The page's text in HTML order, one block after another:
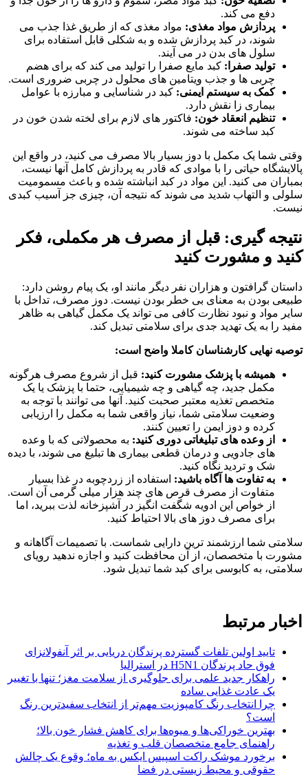
دفع می کند.
پردازش مواد مغذی: مواد مغذی که از طریق غذا جذب می
شوند، در کبد پردازش شده و به شکلی قابل استفاده برای
سلول های بدن در می آیند.
تولید صفرا: کبد مایع صفرا را تولید می کند که برای هضم
چربی ها و جذب ویتامین های محلول در چربی ضروری است.
کمک به سیستم ایمنی: کبد در شناسایی و مبارزه با عوامل
بیماری زا نقش دارد.
تنظیم انعقاد خون: فاکتور های لازم برای لخته شدن خون در
کبد ساخته می شوند.
وقتی شما یک مکمل با دوز بسیار بالا مصرف می کنید، در واقع این
پالایشگاه حیاتی را با موادی که قادر به پردازش کامل آنها نیست،
بمباران می کنید. این مواد در کبد انباشته شده و باعث مسمومیت
سلولی و التهاب شدید می شوند که نتیجه آن، چیزی جز آسیب کبدی
نیست.
نتیجه گیری: قبل از مصرف هر مکملی، فکر
کنید و مشورت کنید
داستان گرافتون و هزاران نفر دیگر مانند او، یک پیام روشن دارد:
طبیعی بودن به معنای بی خطر بودن نیست. دوز مصرف، تداخل با
سایر مواد و نبود نظارت کافی می تواند یک مکمل گیاهی به ظاهر
مفید را به یک تهدید جدی برای سلامتی تبدیل کند.
توصیه نهایی کارشناسان کاملا واضح است:
همیشه با پزشک مشورت کنید: قبل از شروع مصرف هرگونه
مکمل جدید، چه گیاهی و چه شیمیایی، حتما با پزشک یا یک
متخصص تغذیه معتبر صحبت کنید. آنها می توانند با توجه به
وضعیت سلامتی شما، نیاز واقعی شما به مکمل را ارزیابی
کرده و دوز ایمن را تعیین کنند.
از وعده های تبلیغاتی دوری کنید: به محصولاتی که با وعده
های جادویی و درمان قطعی بیماری ها تبلیغ می شوند، با دیده
شک و تردید نگاه کنید.
به تفاوت ها آگاه باشید: استفاده از زردچوبه در غذا بسیار
متفاوت از مصرف قرص های چند هزار میلی گرمی آن است.
از خواص این ادویه شگفت انگیز در آشپزخانه لذت ببرید، اما
برای مصرف دوز های بالا احتیاط کنید.
سلامتی شما ارزشمند ترین دارایی شماست. با تصمیمات آگاهانه و
مشورت با متخصصان، از آن محافظت کنید و اجازه ندهید رویای
سلامتی، به کابوسی برای کبد شما تبدیل شود.
اخبار مرتبط
تایید اولین تلفات گسترده پرندگان دریایی بر اثر آنفولانزای
فوق حاد پرندگان H5N1 در استرالیا
راهکار جدید علمی برای جلوگیری از سلامت مغز؛ تنها با تغییر
یک عادت غذایی ساده
چرا انتخاب رنگ کامپوزیت مهم‌تر از انتخاب سفیدترین رنگ
است؟
بهترین خوراکی‌ها و میوه‌ها برای کاهش فشار خون بالا؛
راهنمای جامع متخصصان قلب و تغذیه
برخورد موشک راکت اسپیس ایکس به ماه؛ وقوع یک چالش
حقوقی و محیط زیستی در فضا